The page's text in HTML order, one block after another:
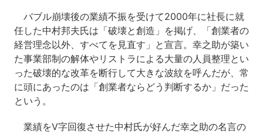
バブル崩壊後の業績不振を受けて2000年に社長に就
任した中村邦夫氏は「破壊と創造」を掲げ、「創業者の
経営理念以外、すべてを見直す」と宣言。幸之助が築い
た事業部制の解体やリストラによる大量の人員整理とい
った破壊的な改革を断行して大きな波紋を呼んだが、常
に頭にあったのは「創業者ならどう判断するか」だった
という。
業績をV字回復させた中村氏が好んだ幸之助の名言の